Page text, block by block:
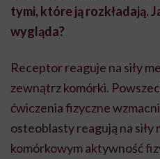
tymi, które ją rozkładają.
wygląda?
Receptor reaguje na siły
zewnątrz komórki.
ćwiczenia fizyczne
osteoblasty reagują na siły
komórkowym aktywność